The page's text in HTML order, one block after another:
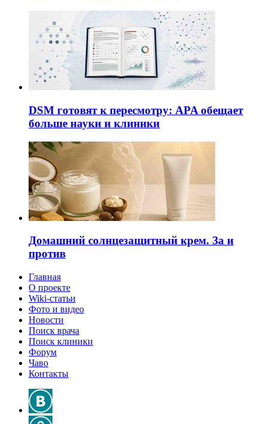
DSM готовят к пересмотру: APA обещает
больше науки и клиники
Домашний солнцезащитный крем. За и
против
Главная
О проекте
Wiki-статьи
Фото и видео
Новости
Поиск врача
Поиск клиники
Форум
Чаво
Контакты